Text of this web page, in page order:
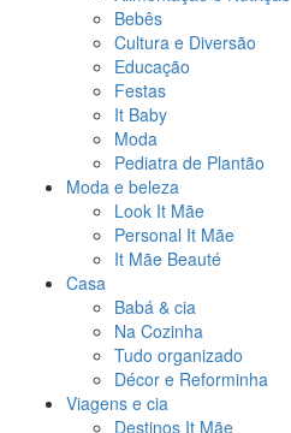
Bebês
Cultura e Diversão
Educação
Festas
It Baby
Moda
Pediatra de Plantão
Moda e beleza
Look It Mãe
Personal It Mãe
It Mãe Beauté
Casa
Babá & cia
Na Cozinha
Tudo organizado
Décor e Reforminha
Viagens e cia
Destinos It Mãe